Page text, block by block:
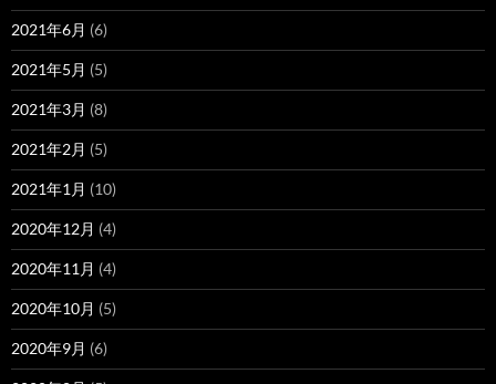
2021年6月 (6)
2021年5月 (5)
2021年3月 (8)
2021年2月 (5)
2021年1月 (10)
2020年12月 (4)
2020年11月 (4)
2020年10月 (5)
2020年9月 (6)